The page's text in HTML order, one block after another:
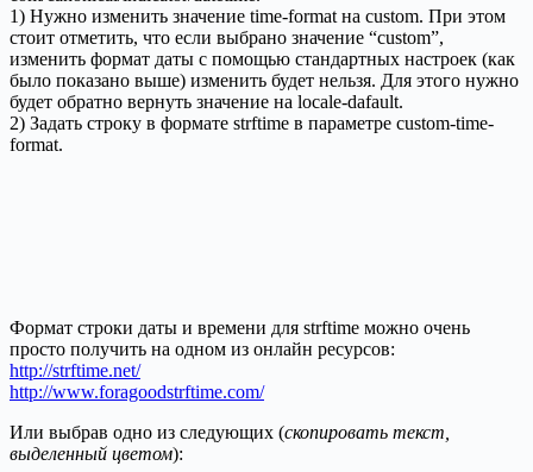
1) Нужно изменить значение time-format на custom. При этом
стоит отметить, что если выбрано значение “custom”,
изменить формат даты с помощью стандартных настроек (как
было показано выше) изменить будет нельзя. Для этого нужно
будет обратно вернуть значение на locale-dafault.
2) Задать строку в формате strftime в параметре custom-time-
format.
Формат строки даты и времени для strftime можно очень
просто получить на одном из онлайн ресурсов:
http://strftime.net/
http://www.foragoodstrftime.com/
Или выбрав одно из следующих (скопировать текст,
выделенный цветом):